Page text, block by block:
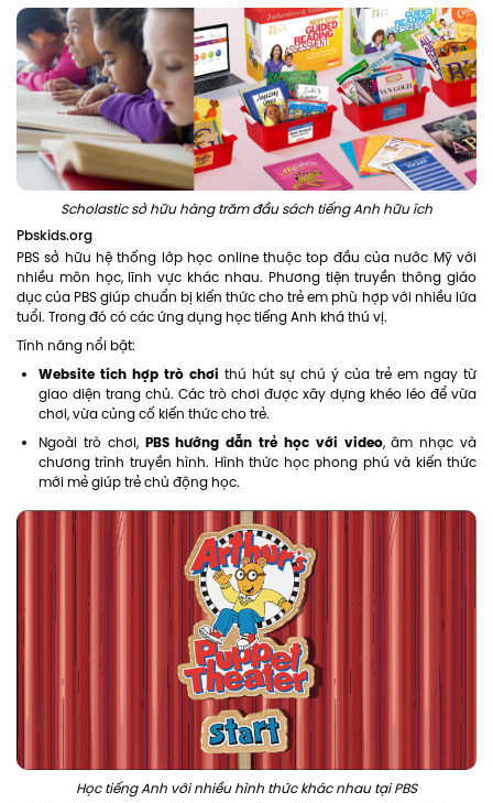
Scholastic sở hữu hàng trăm đầu sách tiếng Anh hữu ích
Pbskids.org
PBS sở hữu hệ thống lớp học online thuộc top đầu của nước Mỹ với
nhiều môn học, lĩnh vực khác nhau. Phương tiện truyền thông giáo
dục của PBS giúp chuẩn bị kiến thức cho trẻ em phù hợp với nhiều lứa
tuổi. Trong đó có các ứng dụng học tiếng Anh khá thú vị.
Tính năng nổi bật:
Website tích hợp trò chơi thú hút sự chú ý của trẻ em ngay từ
giao diện trang chủ. Các trò chơi được xây dựng khéo léo để vừa
chơi, vừa củng cố kiến thức cho trẻ.
Ngoài trò chơi, PBS hướng dẫn trẻ học với video, âm nhạc và
chương trình truyền hình. Hình thức học phong phú và kiến thức
mới mẻ giúp trẻ chủ động học.
Học tiếng Anh với nhiều hình thức khác nhau tại PBS